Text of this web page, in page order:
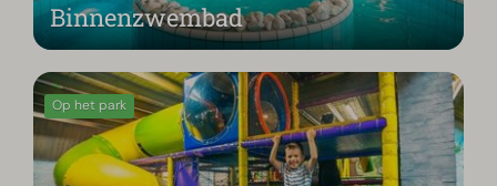
Binnenzwembad
Op het park